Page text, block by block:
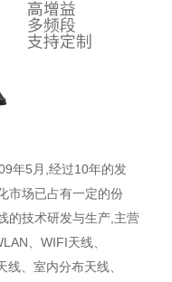
年5月,经过10年的发
市场已占有一定的份
的技术研发与生产,主营
、WIFI天线、
、室内分布天线、